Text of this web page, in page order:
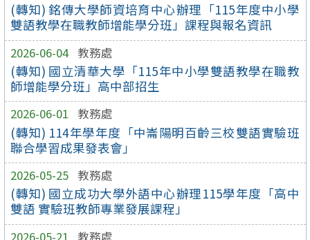
(轉知) 銘傳大學師資培育中心辦理「115年度中小學
雙語教學在職教師增能學分班」課程與報名資訊
2026-06-04 教務處
(轉知) 國立清華大學「115年中小學雙語教學在職教
師增能學分班」高中部招生
2026-06-01 教務處
(轉知) 114年學年度「中崙陽明百齡三校雙語實驗班
聯合學習成果發表會」
2026-05-25 教務處
(轉知) 國立成功大學外語中心辦理115學年度「高中
雙語 實驗班教師專業發展課程」
2026-05-21 教務處